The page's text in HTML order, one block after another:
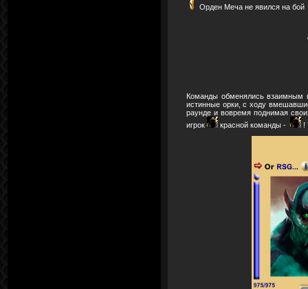
Орден Меча не явился на бой
Команды обменялись взаимным
истинные орки, с ходу
раунде и вовремя поднимая
игрок
красной команды - !